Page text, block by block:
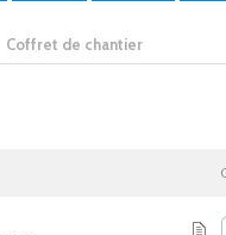
Coffret de chantier